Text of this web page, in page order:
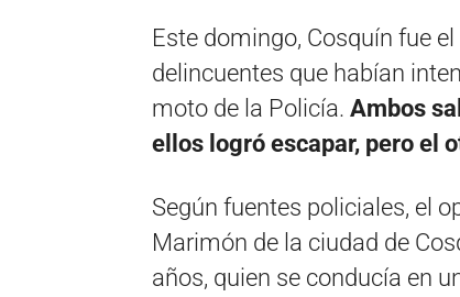
Este domingo, Cosquín fue
delincuentes que habían
moto de la Policía. Ambos
ellos logró escapar, pero el
Según fuentes policiales, el
Marimón de la ciudad de
años, quien se conducía en